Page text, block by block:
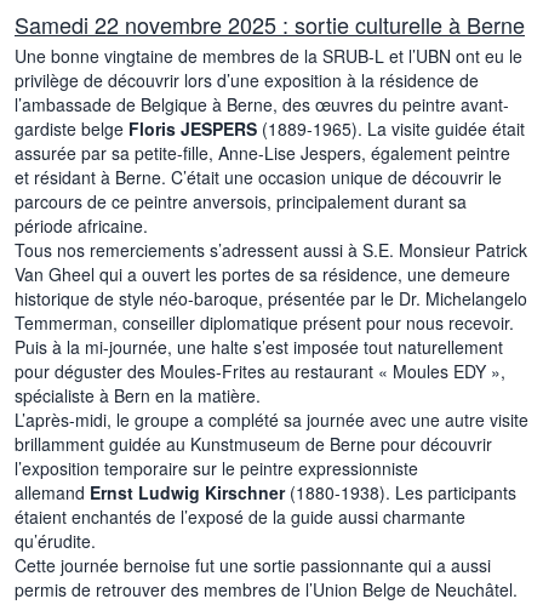
Samedi 22 novembre 2025 : sortie culturelle à Berne
Une bonne vingtaine de membres de la SRUB-L et l’UBN ont eu le
privilège de découvrir lors d’une exposition à la résidence de
l’ambassade de Belgique à Berne, des œuvres du peintre avant-
gardiste belge Floris JESPERS (1889-1965). La visite guidée était
assurée par sa petite-fille, Anne-Lise Jespers, également peintre
et résidant à Berne. C’était une occasion unique de découvrir le
parcours de ce peintre anversois, principalement durant sa
période africaine.
Tous nos remerciements s’adressent aussi à S.E. Monsieur Patrick
Van Gheel qui a ouvert les portes de sa résidence, une demeure
historique de style néo-baroque, présentée par le Dr. Michelangelo
Temmerman, conseiller diplomatique présent pour nous recevoir.
Puis à la mi-journée, une halte s’est imposée tout naturellement
pour déguster des Moules-Frites au restaurant « Moules EDY »,
spécialiste à Bern en la matière.
L’après-midi, le groupe a complété sa journée avec une autre visite
brillamment guidée au Kunstmuseum de Berne pour découvrir
l’exposition temporaire sur le peintre expressionniste
allemand Ernst Ludwig Kirschner (1880-1938). Les participants
étaient enchantés de l’exposé de la guide aussi charmante
qu’érudite.
Cette journée bernoise fut une sortie passionnante qui a aussi
permis de retrouver des membres de l’Union Belge de Neuchâtel.